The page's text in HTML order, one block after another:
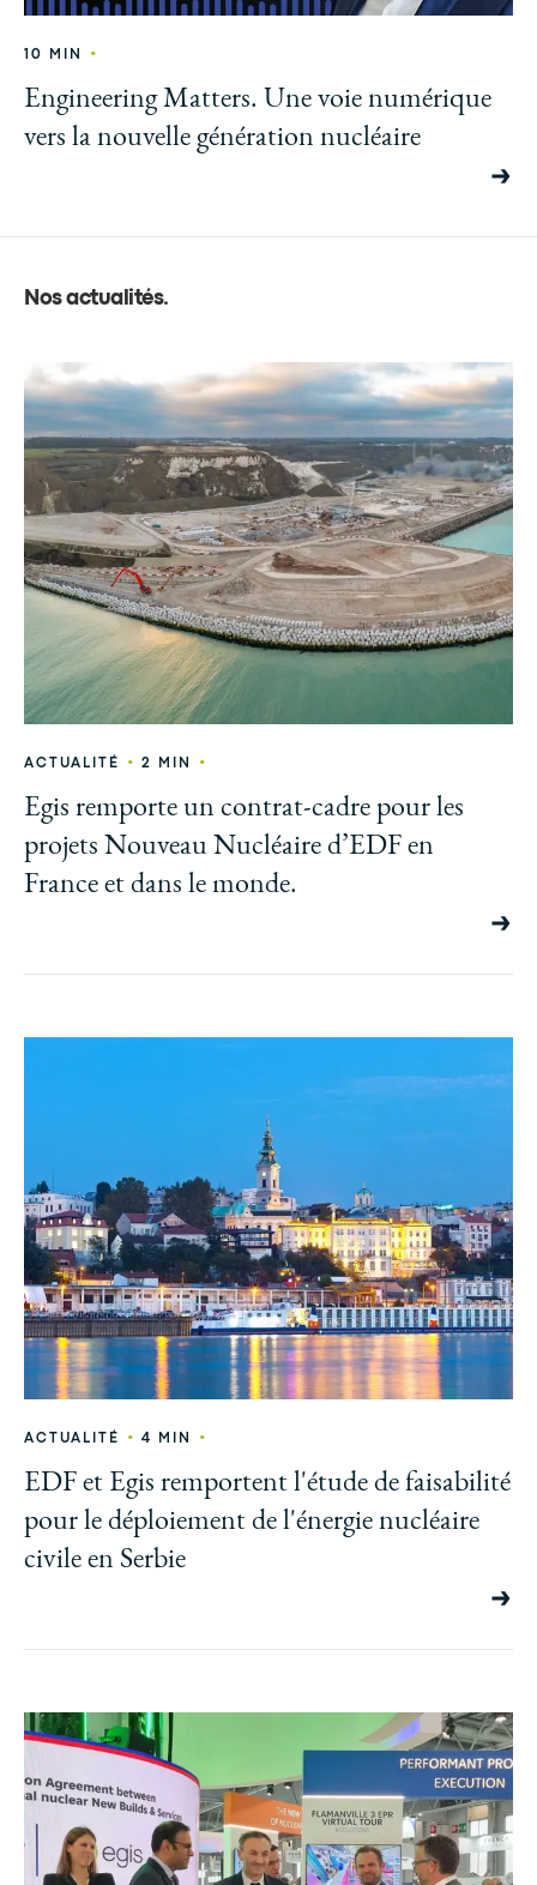
10 MIN •
Engineering Matters. Une voie numérique
vers la nouvelle génération nucléaire
Nos actualités.
ACTUALITÉ • 2 MIN •
Egis remporte un contrat-cadre pour les
projets Nouveau Nucléaire d’EDF en
France et dans le monde.
ACTUALITÉ • 4 MIN •
EDF et Egis remportent l'étude de faisabilité
pour le déploiement de l'énergie nucléaire
civile en Serbie